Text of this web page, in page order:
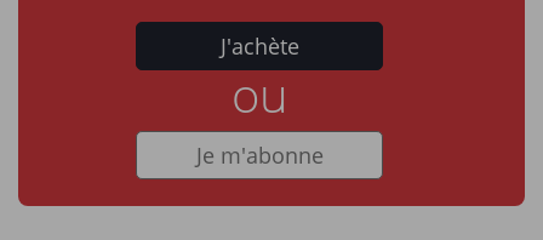
J'achète
ou
Je m'abonne